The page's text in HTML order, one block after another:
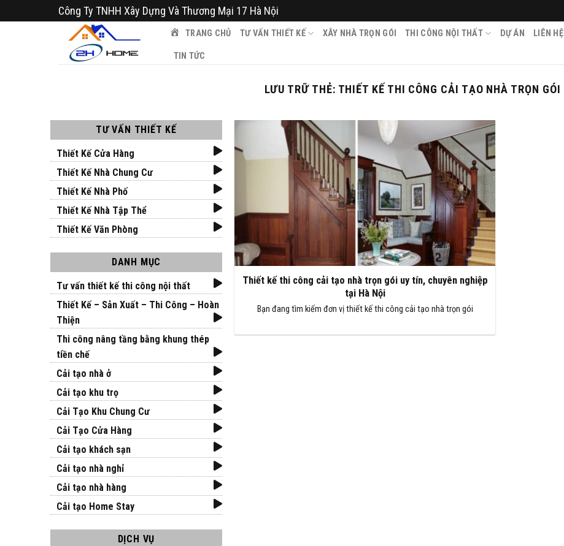
qua
Công Ty TNHH Xây Dựng Và Thương Mại 17 Hà Nội
TRANG CHỦ TƯ VẤN THIẾT KẾ XÂY NHÀ TRỌN GÓI THI CÔNG NỘI THẤT DỰ ÁN LIÊN HỆ
TIN TỨC
LƯU TRỮ THẺ: THIẾT KẾ THI CÔNG CẢI TẠO NHÀ TRỌN GÓI
TƯ VẤN THIẾT KẾ
Thiết Kế Cửa Hàng
Thiết Kế Nhà Chung Cư
Thiết Kế Nhà Phố
Thiết Kế Nhà Tập Thể
Thiết Kế Văn Phòng
DANH MỤC
Tư vấn thiết kế thi công nội thất
Thiết Kế – Sản Xuất – Thi Công – Hoàn
Thiện
Thi công nâng tầng bằng khung thép
tiền chế
Cải tạo nhà ở
Cải tạo khu trọ
Cải Tạo Khu Chung Cư
Cải Tạo Cửa Hàng
Cải tạo khách sạn
Cải tạo nhà nghỉ
Cải tạo nhà hàng
Cải tạo Home Stay
DỊCH VỤ
Thiết kế thi công cải tạo nhà trọn gói uy tín, chuyên nghiệp
tại Hà Nội
Bạn đang tìm kiếm đơn vị thiết kế thi công cải tạo nhà trọn gói